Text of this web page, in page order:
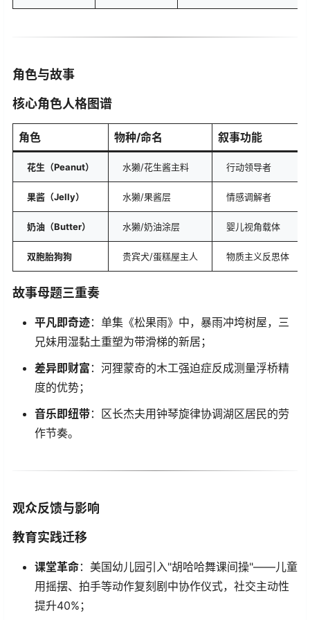
​角色与故事​
​核心角色人格图谱​
​角色​ ​物种/命名​ ​叙事功能​
​花生（Peanut）​ 水獭/花生酱主料 行动领导者
​果酱（Jelly）​ 水獭/果酱层 情感调解者
​奶油（Butter）​ 水獭/奶油涂层 婴儿视角载体
​双胞胎狗狗​ 贵宾犬/蛋糕屋主人 物质主义反思体
​故事母题三重奏​
​平凡即奇迹​​：单集《松果雨》中，暴雨冲垮树屋，三
兄妹用湿黏土重塑为带滑梯的新居；
​差异即财富​ ​：河狸蒙奇的木工强迫症反成测量浮桥精
度的优势；
​音乐即纽带​​：区长杰夫用钟琴旋律协调湖区居民的劳
作节奏。
​观众反馈与影响​
​教育实践迁移​
​课堂革命​​：美国幼儿园引入"胡哈哈舞课间操"——儿童
用摇摆、拍手等动作复刻剧中协作仪式，社交主动性
提升40%；